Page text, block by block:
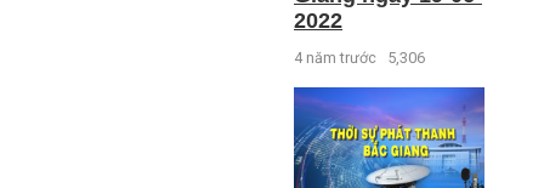
2022
4 năm trước 5,306